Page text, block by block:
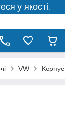
у якості.
VW